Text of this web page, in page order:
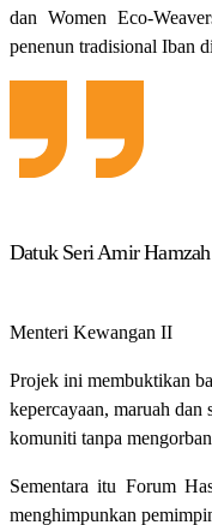
dan Women Eco-
penenun tradisional Iban
Datuk Seri Amir
Menteri Kewangan II
Projek ini membuktikan
kepercayaan, maruah
komuniti tanpa
Sementara itu Forum
menghimpunkan